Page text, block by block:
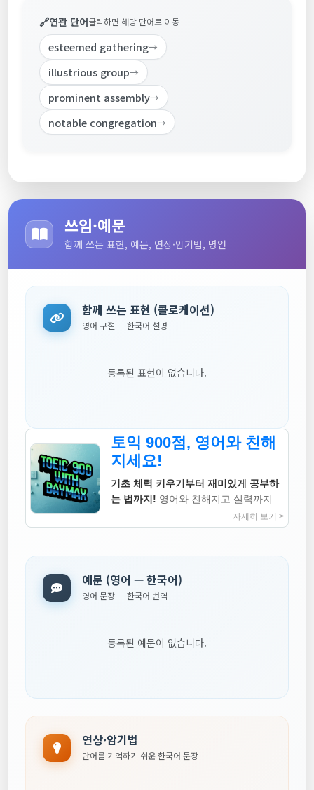
🔗연관 단어클릭하면 해당 단어로 이동
esteemed gathering→
illustrious group→
prominent assembly→
notable congregation→
쓰임·예문
함께 쓰는 표현, 예문, 연상·암기법, 명언
함께 쓰는 표현 (콜로케이션)
영어 구절 — 한국어 설명
등록된 표현이 없습니다.
토익 900점, 영어와 친해
지세요!
기초 체력 키우기부터 재미있게 공부하
는 법까지! 영어와 친해지고 실력까지
자세히 보기 >
예문 (영어 — 한국어)
영어 문장 — 한국어 번역
등록된 예문이 없습니다.
연상·암기법
단어를 기억하기 쉬운 한국어 문장